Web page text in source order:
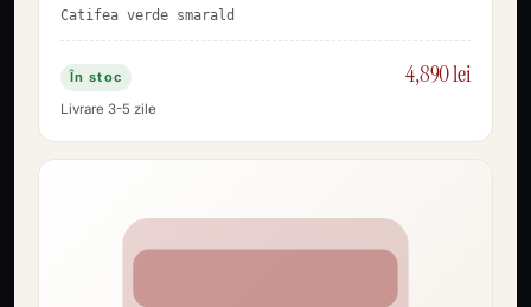
Catifea verde smarald
În stoc 4,890 lei
Livrare 3-5 zile